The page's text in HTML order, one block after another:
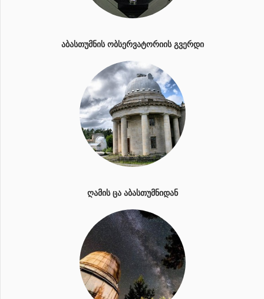
ᲐᲑᲐᲡᲗᲣᲛᲜᲘᲡ ᲝᲑᲡᲔᲠᲕᲐᲢᲝᲠᲘᲘᲡ ᲒᲕᲔᲠᲓᲘ
ᲦᲐᲛᲘᲡ ᲪᲐ ᲐᲑᲐᲡᲗᲣᲛᲜᲘᲓᲐᲜ